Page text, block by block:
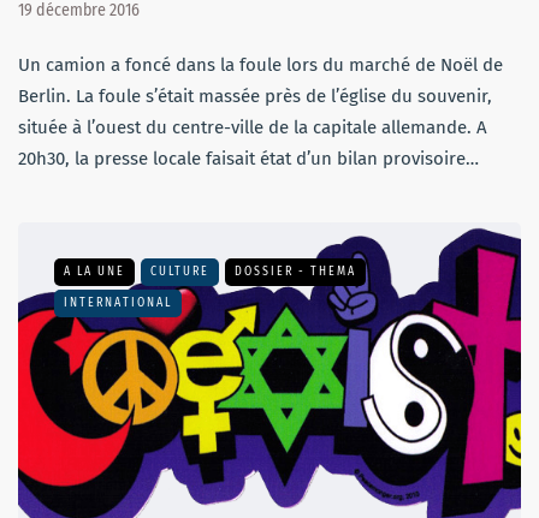
19 décembre 2016
Un camion a foncé dans la foule lors du marché de Noël de
Berlin. La foule s’était massée près de l’église du souvenir,
située à l’ouest du centre-ville de la capitale allemande. A
20h30, la presse locale faisait état d’un bilan provisoire…
A LA UNE CULTURE DOSSIER - THEMA
INTERNATIONAL